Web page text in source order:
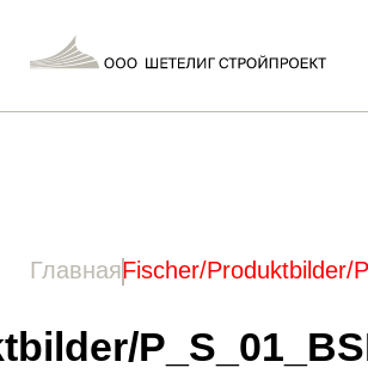
21 / Fischer/Produktbilder/
ГлавнаяFischer/Produktbilder/